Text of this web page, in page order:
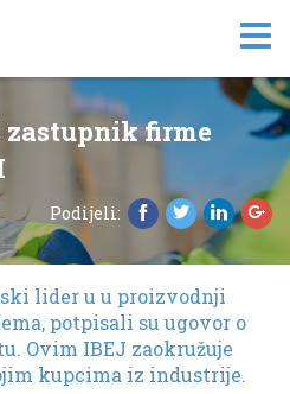
firme
Podijeli:
lider u u proizvodnji
potpisali su ugovor o
Ovim IBEJ zaokružuje
kupcima iz industrije.